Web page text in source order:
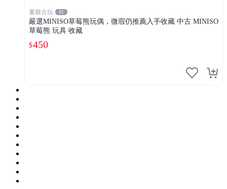
董爺古玩 61
嚴選MINISO草莓熊玩偶，微瑕仍推薦入手收藏 中古 MINISO
草莓熊 玩具 收藏
$450